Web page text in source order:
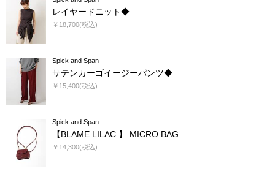
レイヤードニット◆
￥18,700(税込)
Spick and Span
サテンカーゴイージーパンツ◆
￥15,400(税込)
Spick and Span
【BLAME LILAC 】 MICRO BAG
￥14,300(税込)